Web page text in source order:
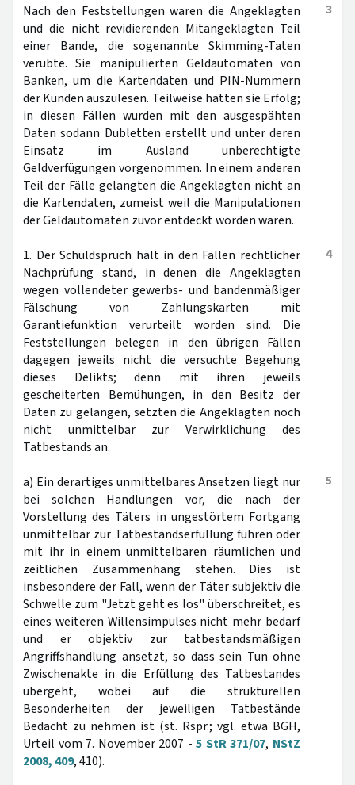
3
Nach den Feststellungen waren die Angeklagten
und die nicht revidierenden Mitangeklagten Teil
einer Bande, die sogenannte Skimming-Taten
verübte. Sie manipulierten Geldautomaten von
Banken, um die Kartendaten und PIN-Nummern
der Kunden auszulesen. Teilweise hatten sie Erfolg;
in diesen Fällen wurden mit den ausgespähten
Daten sodann Dubletten erstellt und unter deren
Einsatz im Ausland unberechtigte
Geldverfügungen vorgenommen. In einem anderen
Teil der Fälle gelangten die Angeklagten nicht an
die Kartendaten, zumeist weil die Manipulationen
der Geldautomaten zuvor entdeckt worden waren.
4
1. Der Schuldspruch hält in den Fällen rechtlicher
Nachprüfung stand, in denen die Angeklagten
wegen vollendeter gewerbs- und bandenmäßiger
Fälschung von Zahlungskarten mit
Garantiefunktion verurteilt worden sind. Die
Feststellungen belegen in den übrigen Fällen
dagegen jeweils nicht die versuchte Begehung
dieses Delikts; denn mit ihren jeweils
gescheiterten Bemühungen, in den Besitz der
Daten zu gelangen, setzten die Angeklagten noch
nicht unmittelbar zur Verwirklichung des
Tatbestands an.
5
a) Ein derartiges unmittelbares Ansetzen liegt nur
bei solchen Handlungen vor, die nach der
Vorstellung des Täters in ungestörtem Fortgang
unmittelbar zur Tatbestandserfüllung führen oder
mit ihr in einem unmittelbaren räumlichen und
zeitlichen Zusammenhang stehen. Dies ist
insbesondere der Fall, wenn der Täter subjektiv die
Schwelle zum "Jetzt geht es los" überschreitet, es
eines weiteren Willensimpulses nicht mehr bedarf
und er objektiv zur tatbestandsmäßigen
Angriffshandlung ansetzt, so dass sein Tun ohne
Zwischenakte in die Erfüllung des Tatbestandes
übergeht, wobei auf die strukturellen
Besonderheiten der jeweiligen Tatbestände
Bedacht zu nehmen ist (st. Rspr.; vgl. etwa BGH,
Urteil vom 7. November 2007 -5 StR 371/07, NStZ
2008, 409, 410).